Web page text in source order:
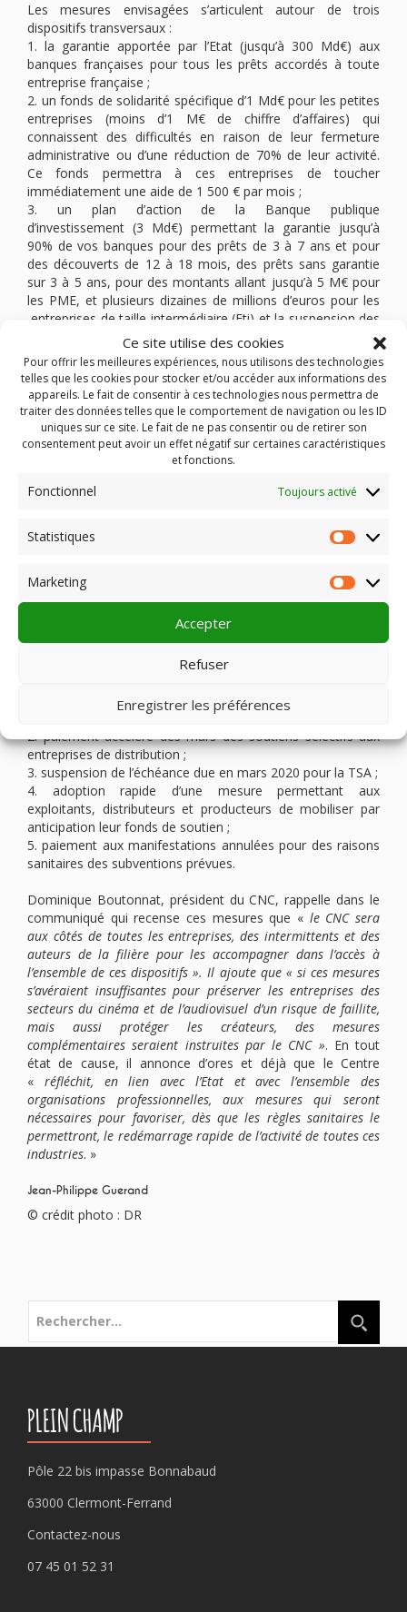
Ce site utilise des cookies
Pour offrir les meilleures expériences, nous utilisons des technologies
telles que les cookies pour stocker et/ou accéder aux informations des
appareils. Le fait de consentir à ces technologies nous permettra de
traiter des données telles que le comportement de navigation ou les ID
uniques sur ce site. Le fait de ne pas consentir ou de retirer son
consentement peut avoir un effet négatif sur certaines caractéristiques
et fonctions.
Fonctionnel Toujours activé
Statistiques
Marketing
Accepter
Refuser
Enregistrer les préférences
Les mesures envisagées s’articulent autour de trois
dispositifs transversaux :
1. la garantie apportée par l’Etat (jusqu’à 300 Md€) aux
banques françaises pour tous les prêts accordés à toute
entreprise française ;
2. un fonds de solidarité spécifique d’1 Md€ pour les petites
entreprises (moins d’1 M€ de chiffre d’affaires) qui
connaissent des difficultés en raison de leur fermeture
administrative ou d’une réduction de 70% de leur activité.
Ce fonds permettra à ces entreprises de toucher
immédiatement une aide de 1 500 € par mois ;
3. un plan d’action de la Banque publique
d’investissement (3 Md€) permettant la garantie jusqu’à
90% de vos banques pour des prêts de 3 à 7 ans et pour
des découverts de 12 à 18 mois, des prêts sans garantie
sur 3 à 5 ans, pour des montants allant jusqu’à 5 M€ pour
les PME, et plusieurs dizaines de millions d’euros pour les
entreprises de taille intermédiaire (Eti) et la suspension des
échéances de prêts accordés par BpiFrance prévues au 16
mars. Les entreprises peuvent déposer leur numéro à
l’adresse indiquée dans le lien suivant pour être
rappelées :https://www.bpifrance.fr/A-la-
une/Actualites/Coronavirus-Bpifrance-active-des-mesures-
exceptionnelles-de-soutien-aux-entreprises-49113
Ifcic apportera dans le secteur sa garantie
aux banques, jusqu’à 70% (pour tous les types de crédits
accordés dans le contexte), prolongera systématiquement
demande et afin de favoriser leur réaménagement et
franchise de remboursement en capital sur ses propres
prêts.
En complément de ces mesures transversales, le ministre
de la Culture, Franck Riester a confirmé son souhait que le
Centre national du cinéma et de l’image animée (CNC)
1. paiement accéléré dès mars des subventions art et essai
pour les 1 200 établissements classés ;
2. paiement accéléré dès mars des soutiens sélectifs aux
entreprises de distribution ;
3. suspension de l’échéance due en mars 2020 pour la TSA ;
4. adoption rapide d’une mesure permettant aux
exploitants, distributeurs et producteurs de mobiliser par
anticipation leur fonds de soutien ;
5. paiement aux manifestations annulées pour des raisons
sanitaires des subventions prévues.
Dominique Boutonnat, président du CNC, rappelle dans le
communiqué qui recense ces mesures que « le CNC sera
aux côtés de toutes les entreprises, des intermittents et des
auteurs de la filière pour les accompagner dans l’accès à
l’ensemble de ces dispositifs ». Il ajoute que « si ces mesures
s’avéraient insuffisantes pour préserver les entreprises des
secteurs du cinéma et de l’audiovisuel d’un risque de faillite,
mais aussi protéger les créateurs, des mesures
complémentaires seraient instruites par le CNC ». En tout
état de cause, il annonce d’ores et déjà que le Centre
« réfléchit, en lien avec l’Etat et avec l’ensemble des
organisations professionnelles, aux mesures qui seront
nécessaires pour favoriser, dès que les règles sanitaires le
permettront, le redémarrage rapide de l’activité de toutes ces
industries. »
Jean-Philippe Guerand
© crédit photo : DR
PLEIN CHAMP
Pôle 22 bis impasse Bonnabaud
63000 Clermont-Ferrand
Contactez-nous
07 45 01 52 31